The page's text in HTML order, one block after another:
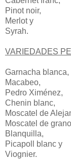
Pinot noir,
Merlot y
Syrah.
VARIEDADES
Garnacha blanca,
Macabeo,
Pedro Ximénez,
Chenin blanc,
Moscatel de
Moscatel de
Blanquilla,
Picapoll blanc y
Viognier.